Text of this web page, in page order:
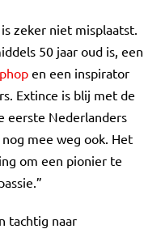
zeker niet misplaatst.
50 jaar oud is, een
en een inspirator
Extince is blij met de
eerste Nederlanders
mee weg ook. Het
om een pionier te
tachtig naar